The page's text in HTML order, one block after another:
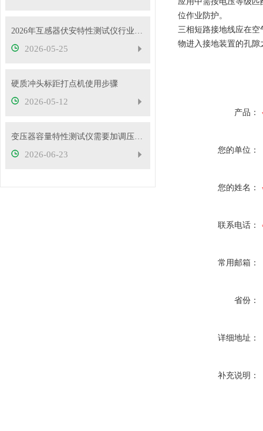
2026年互感器伏安特性测试仪行业发展概况
2026-05-25
硬质冲头标距打点机使用步骤
2026-05-12
变压器容量特性测试仪需要加调压器吗？
2026-06-23
位作业防护。
三相短路接地线应在
物进入接地装置的孔
产品：
您的单位：
您的姓名：
联系电话：
常用邮箱：
省份：
详细地址：
补充说明：